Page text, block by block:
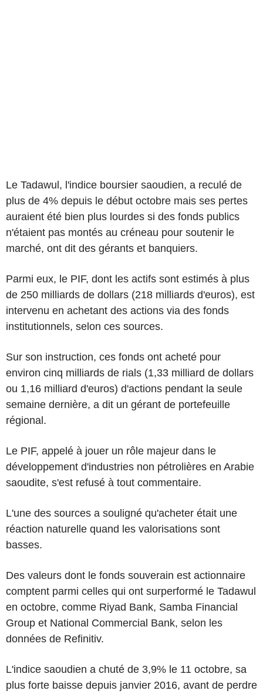
Le Tadawul, l'indice boursier saoudien, a reculé de
plus de 4% depuis le début octobre mais ses pertes
auraient été bien plus lourdes si des fonds publics
n'étaient pas montés au créneau pour soutenir le
marché, ont dit des gérants et banquiers.
Parmi eux, le PIF, dont les actifs sont estimés à plus
de 250 milliards de dollars (218 milliards d'euros), est
intervenu en achetant des actions via des fonds
institutionnels, selon ces sources.
Sur son instruction, ces fonds ont acheté pour
environ cinq milliards de rials (1,33 milliard de dollars
ou 1,16 milliard d'euros) d'actions pendant la seule
semaine dernière, a dit un gérant de portefeuille
régional.
Le PIF, appelé à jouer un rôle majeur dans le
développement d'industries non pétrolières en Arabie
saoudite, s'est refusé à tout commentaire.
L'une des sources a souligné qu'acheter était une
réaction naturelle quand les valorisations sont
basses.
Des valeurs dont le fonds souverain est actionnaire
comptent parmi celles qui ont surperformé le Tadawul
en octobre, comme Riyad Bank, Samba Financial
Group et National Commercial Bank, selon les
données de Refinitiv.
L'indice saoudien a chuté de 3,9% le 11 octobre, sa
plus forte baisse depuis janvier 2016, avant de perdre